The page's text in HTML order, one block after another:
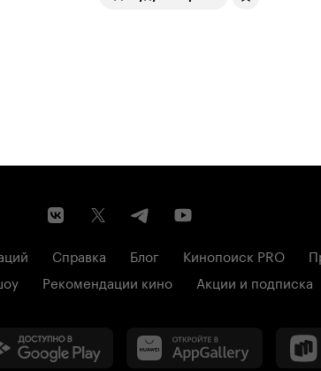
Справка Блог Кинопоиск PRO
Рекомендации кино Акции и подписка